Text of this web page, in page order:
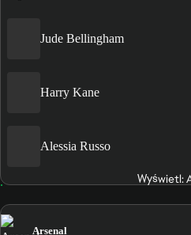
Jude Bellingham
Harry Kane
Alessia Russo
Wyświetl:
Arsenal